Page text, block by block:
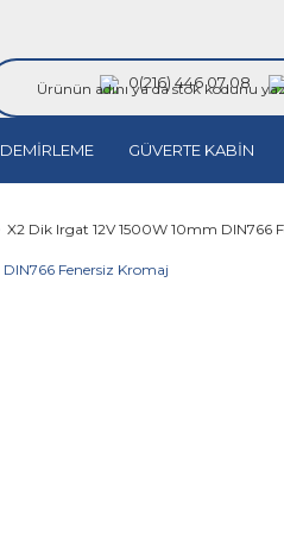
0(216) 446 07 08
DEMİRLEME GÜVERTE KABİN
X2 Dik Irgat 12V 1500W 10mm DIN766